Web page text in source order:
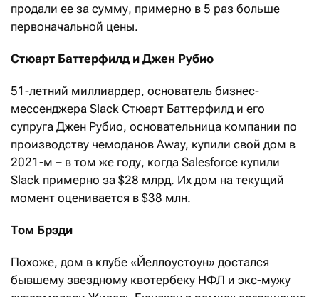
продали ее за сумму, примерно в 5 раз больше
первоначальной цены.
Стюарт Баттерфилд и Джен Рубио
51-летний миллиардер, основатель бизнес-
мессенджера Slack Стюарт Баттерфилд и его
супруга Джен Рубио, основательница компании по
производству чемоданов Away, купили свой дом в
2021-м – в том же году, когда Salesforce купили
Slack примерно за $28 млрд. Их дом на текущий
момент оценивается в $38 млн.
Том Брэди
Похоже, дом в клубе «Йеллоустоун» достался
бывшему звездному квотербеку НФЛ и экс-мужу